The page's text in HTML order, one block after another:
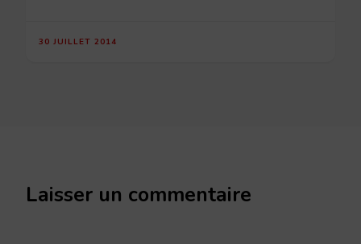
30 JUILLET 2014
Laisser un commentaire